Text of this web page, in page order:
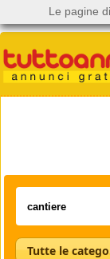
Le pagine